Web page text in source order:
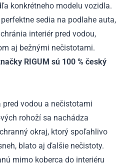
konkrétneho modelu vozidla.
sedia na podlahe auta,
interiér pred vodou,
aj bežnými nečistotami.
RIGUM sú 100 % český
vodou a nečistotami
rohoží sa nachádza
okraj, ktorý spoľahlivo
blato aj ďalšie nečistoty.
mimo koberca do interiéru